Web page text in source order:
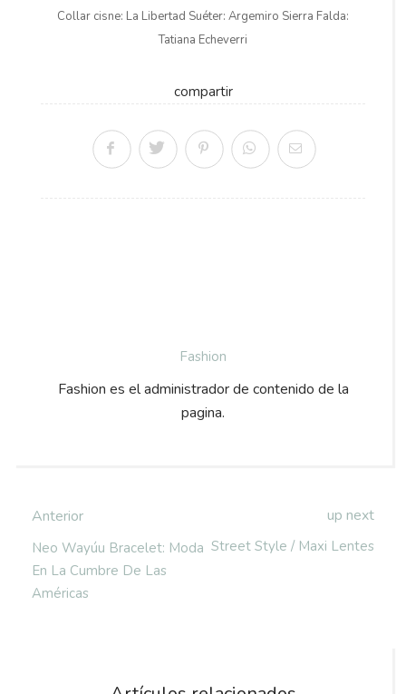
Collar cisne: La Libertad Suéter: Argemiro Sierra Falda:
Tatiana Echeverri
compartir
Fashion
Fashion es el administrador de contenido de la
pagina.
Anterior
Neo Wayúu Bracelet: Moda
En La Cumbre De Las
Américas
up next
Street Style / Maxi Lentes